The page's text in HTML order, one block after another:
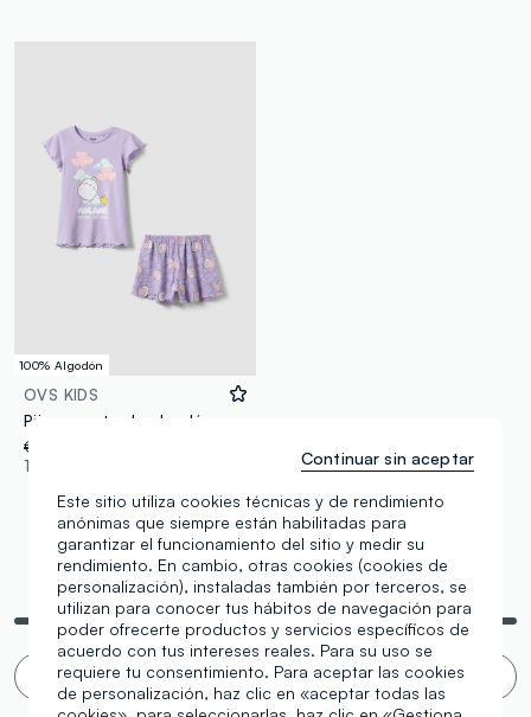
100% Algodón
OVS KIDS
€ 19,95
1 Colores
Estás viendo 3 de 3 productos
¿Desplazamiento infinito 🙄 ? No, gracias. ¡Filtro!
Este sitio utiliza cookies técnicas y de rendimiento
anónimas que siempre están habilitadas para
garantizar el funcionamiento del sitio y medir su
rendimiento. En cambio, otras cookies (cookies de
personalización), instaladas también por terceros, se
utilizan para conocer tus hábitos de navegación para
poder ofrecerte productos y servicios específicos de
acuerdo con tus intereses reales. Para su uso se
requiere tu consentimiento. Para aceptar las cookies
de personalización, haz clic en «aceptar todas las
Continuar sin aceptar